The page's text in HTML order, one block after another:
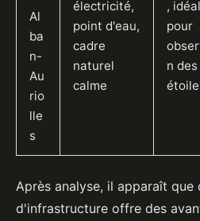
Al
ba
n-
Au
rio
lle
s
électricité,
point d'eau,
cadre
naturel
calme
, idéal
pour
n des
Après analyse, il apparaît que
d'infrastructure offre des